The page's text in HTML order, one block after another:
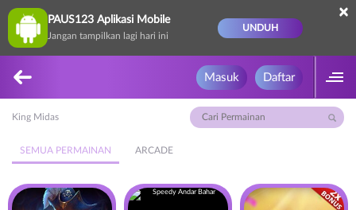
PAUS123 Aplikasi Mobile
Jangan tampilkan lagi hari ini
UNDUH
×
Masuk Daftar
King Midas
SEMUA PERMAINAN ARCADE